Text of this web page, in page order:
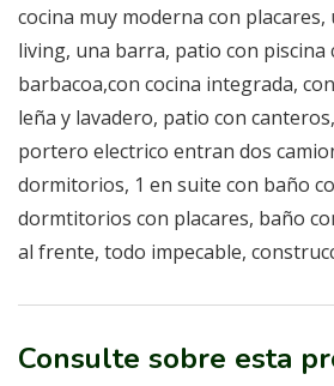
cocina muy moderna con placares,
living, una barra, patio con piscina
barbacoa,con cocina integrada,
leña y lavadero, patio con
portero electrico entran dos
dormitorios, 1 en suite con baño
dormtitorios con placares, baño
al frente, todo impecable,
Consulte sobre esta